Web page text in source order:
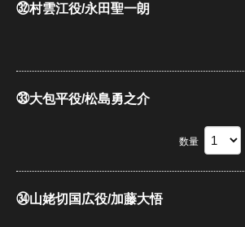
㉜村雲江役/永田聖一朗
㉝大包平役/松島勇之介
数量
㉞山姥切国広役/加藤大悟